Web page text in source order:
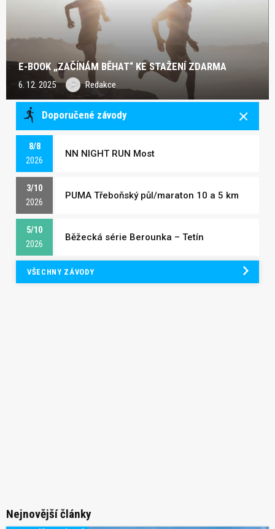
E-BOOK „ZAČÍNÁM BĚHAT“ KE STAŽENÍ ZDARMA
6. 12. 2025 Redakce
Doporučené závody
8/8
2026
NN NIGHT RUN Most
3/10
2026
PUMA Třeboňský půl/maraton 10 a 5 km
5/10
2026
Běžecká série Berounka – Tetín
VŠECHNY ZÁVODY
Nejnovější články